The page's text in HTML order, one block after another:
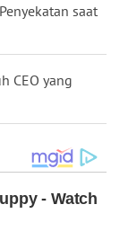
saat
CEO yang